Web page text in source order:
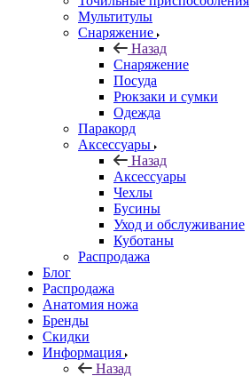
Мультитулы
Снаряжение
Назад
Снаряжение
Посуда
Рюкзаки и сумки
Одежда
Паракорд
Аксессуары
Назад
Аксессуары
Чехлы
Бусины
Уход и обслуживание
Куботаны
Распродажа
Блог
Распродажа
Анатомия ножа
Бренды
Скидки
Информация
Назад